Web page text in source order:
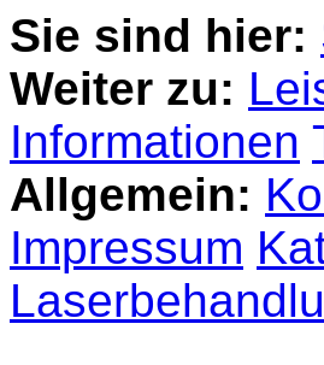
Sie sind hier:
Weiter zu:
Informationen
Allgemein:
Impressum